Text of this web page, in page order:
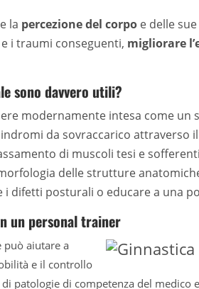
la percezione del corpoe delle
i traumi conseguenti, migliorare
sono davvero utili?
modernamente intesa come un
da sovraccarico attraverso
di muscoli tesi e
delle strutture
i difetti posturali o educare a una
un personal trainer
può aiutare a
e il controllo
patologie di competenza del medico